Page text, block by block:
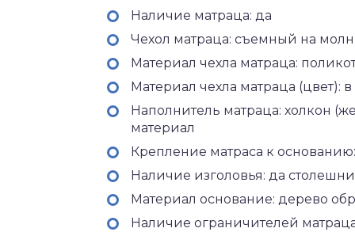
Наличие матраца: да
Чехол матраца: съемный на
Материал чехла матраца:
Материал чехла матраца (цвет):
Наполнитель матраца: холкон
материал
Крепление матраса к
Наличие изголовья: да
Материал основание: дерево
Наличие ограничителей